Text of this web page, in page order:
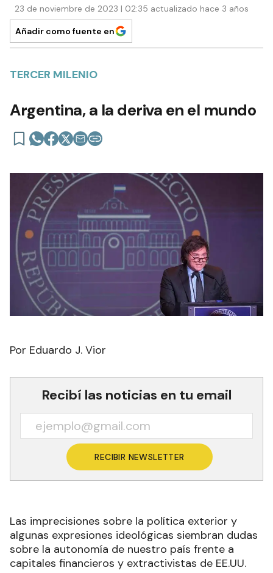
23 de noviembre de 2023 | 02:35 actualizado hace 3 años
Añadir como fuente en
TERCER MILENIO
Argentina, a la deriva en el mundo
Por Eduardo J. Vior
Recibí las noticias en tu email
RECIBIR NEWSLETTER
Las imprecisiones sobre la política exterior y
algunas expresiones ideológicas siembran dudas
sobre la autonomía de nuestro país frente a
capitales financieros y extractivistas de EE.UU.